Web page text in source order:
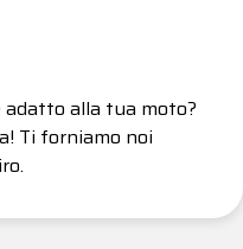
alla tua moto?
Ti forniamo noi